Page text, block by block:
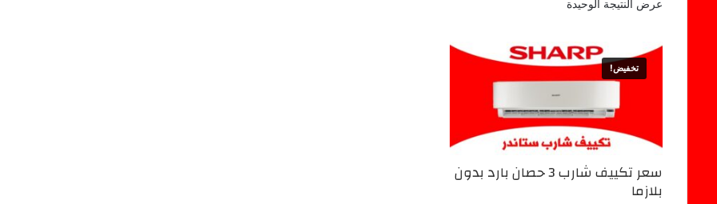
عرض النتيجة الوحيدة
تخفيض!
سعر تكييف شارب 3 حصان بارد بدون
بلازما